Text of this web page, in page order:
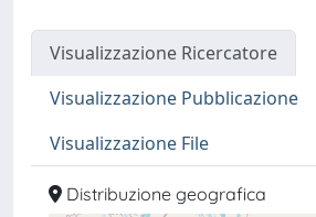
Visualizzazione Ricercatore
Visualizzazione Pubblicazione
Visualizzazione File
Distribuzione geografica